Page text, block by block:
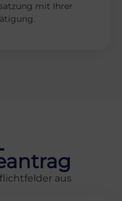
mit Ihrer
aus